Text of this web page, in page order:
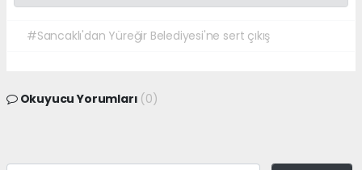
#Sancaklı'dan Yüreğir Belediyesi'ne sert çıkış
Okuyucu Yorumları (0)